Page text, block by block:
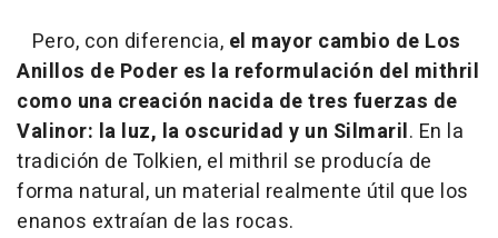
Pero, con diferencia, el mayor cambio de Los
Anillos de Poder es la reformulación del mithril
como una creación nacida de tres fuerzas de
Valinor: la luz, la oscuridad y un Silmaril. En la
tradición de Tolkien, el mithril se producía de
forma natural, un material realmente útil que los
enanos extraían de las rocas.